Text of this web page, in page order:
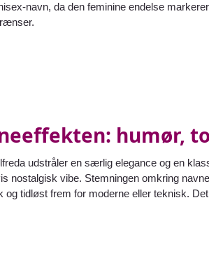
navn, da den feminine endelse
humør,
udstråler en særlig elegance og en
nostalgisk vibe. Stemningen omkring
og tidløst frem for moderne eller teknisk.